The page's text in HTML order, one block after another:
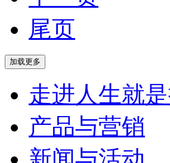
尾页
走进人生就
产品与营销